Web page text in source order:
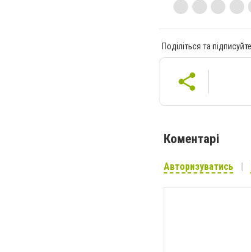
Поділіться та
Коментарі
Авторизуватись